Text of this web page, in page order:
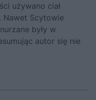
używano ciał
Nawet Scytowie
były w
autor się nie